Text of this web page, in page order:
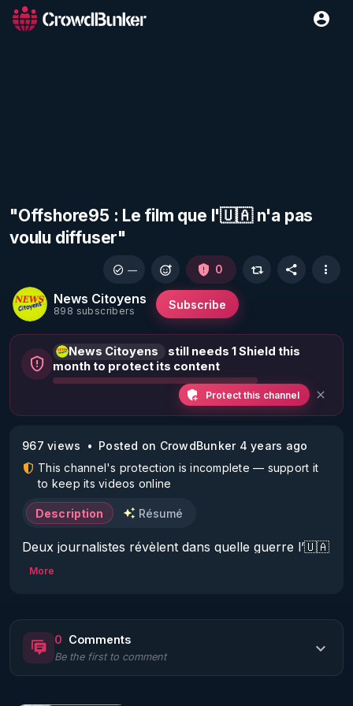
"Offshore95 : Le film que l'🇺🇦 n'a pas
voulu diffuser"
News Citoyens
898 subscribers Subscribe
— 0
News Citoyens
still needs 1 Shield this
month to protect its content
Protect this channel
967 views
Posted on CrowdBunker 4 years ago
This channel's protection is incomplete — support it
to keep its videos online
Description Résumé
Deux journalistes révèlent dans quelle guerre l’🇺🇦
se trouvait déjà l’été précédant l’invasion 🇷🇺.
Le 3 octobre, le film « Offshore 95 » doit être
présenté en avant-première au théâtre « Le petit
opéra » de Kiev.
Il s’agit d’un documentaire basé sur les Pandora
More
0 Comments
Be the first to comment